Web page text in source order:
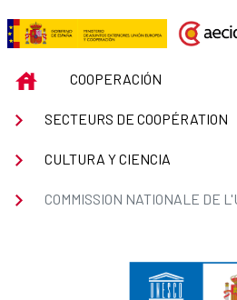
Saut au contenu principal
COMMISSION
INICIOCOOPERACIÓN
SECTEURS DE COOPÉRATION
CULTURA Y CIENCIA
COMMISSION NATIONALE DE